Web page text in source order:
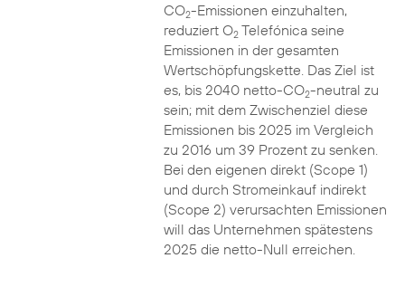
CO2-Emissionen einzuhalten,
reduziert O2Telefónica seine
Emissionen in der gesamten
Wertschöpfungskette. Das Ziel ist
es, bis 2040 netto-CO2-neutral zu
sein; mit dem Zwischenziel diese
Emissionen bis 2025 im Vergleich
zu 2016 um 39 Prozent zu senken.
Bei den eigenen direkt (Scope 1)
und durch Stromeinkauf indirekt
(Scope 2) verursachten Emissionen
will das Unternehmen spätestens
2025 die netto-Null erreichen.